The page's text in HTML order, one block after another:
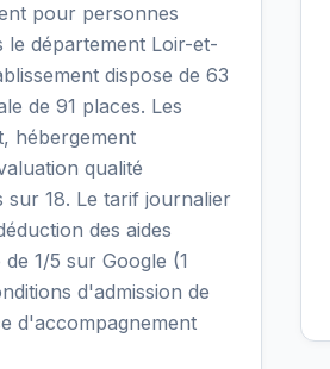
pour personnes
le département Loir-et-
dispose de 63
de 91 places. Les
hébergement
qualité
sur 18. Le tarif journalier
des aides
1/5 sur Google (1
d'admission de
d'accompagnement